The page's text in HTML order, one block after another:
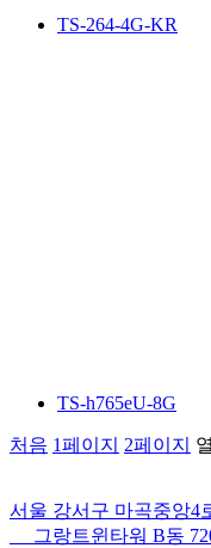
TS-264-4G-KR
TS-h765eU-8G
처음 1페이지 2페이지
서울 강서구 마곡중앙4
그랑트윈타워 B동